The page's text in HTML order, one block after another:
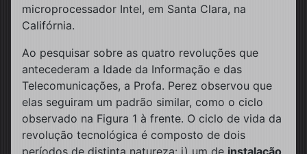
microprocessador Intel, em Santa Clara, na
Califórnia.
Ao pesquisar sobre as quatro revoluções que
antecederam a Idade da Informação e das
Telecomunicações, a Profa. Perez observou que
elas seguiram um padrão similar, como o ciclo
observado na Figura 1 à frente. O ciclo de vida da
revolução tecnológica é composto de dois
períodos de distinta natureza: i) um de instalação